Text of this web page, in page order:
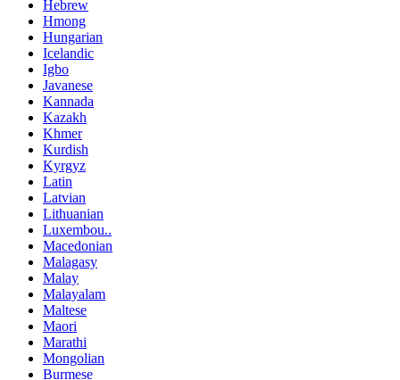
Hebrew
Hmong
Hungarian
Icelandic
Igbo
Javanese
Kannada
Kazakh
Khmer
Kurdish
Kyrgyz
Latin
Latvian
Lithuanian
Luxembou..
Macedonian
Malagasy
Malay
Malayalam
Maltese
Maori
Marathi
Mongolian
Burmese